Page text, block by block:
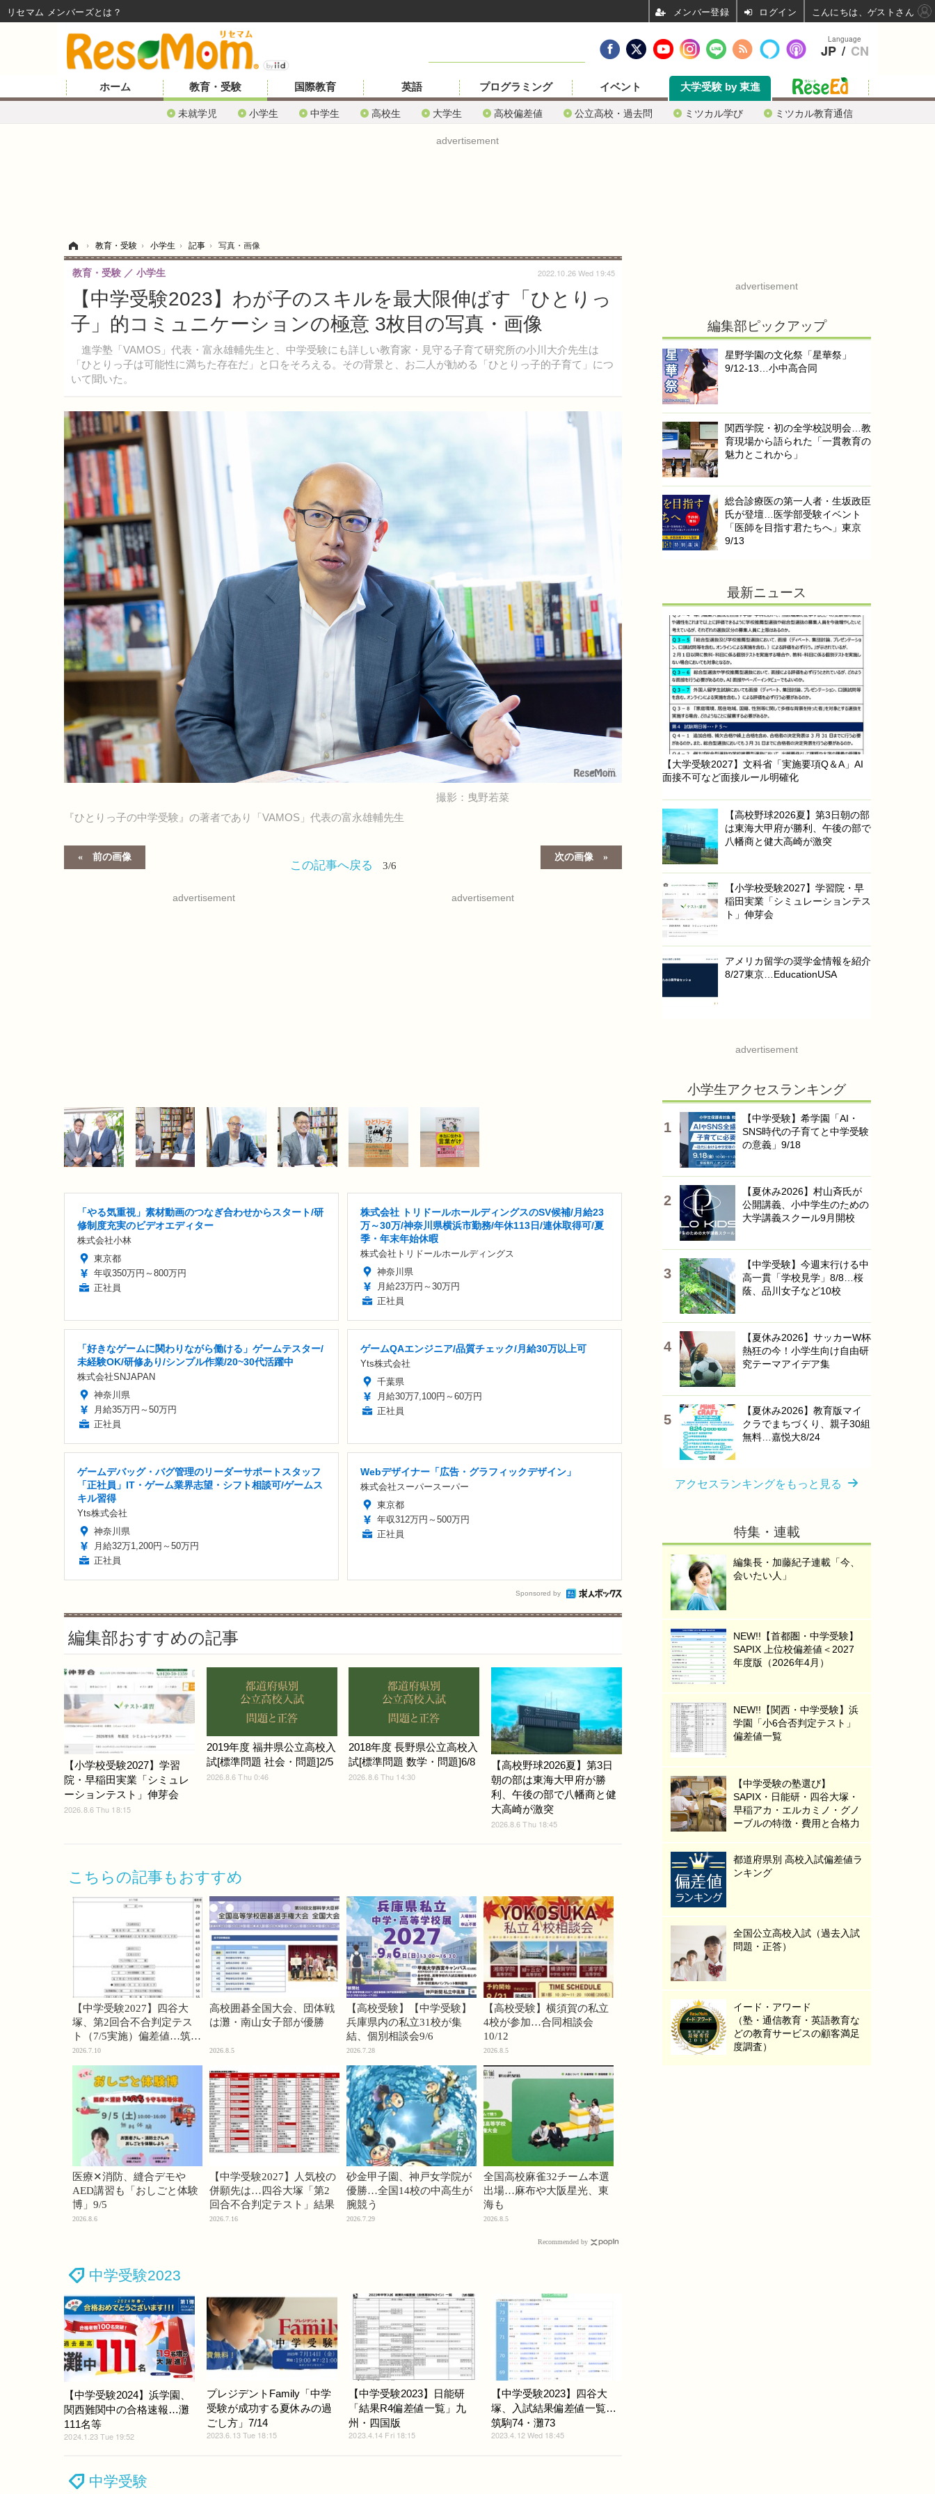
ホーム 教育・受験
未就学児 小学生 中学生 高校生 大学生 高校偏差値 公立高校・過去問 ミツカル学び ミツカル教育通信
国際教育 英語 プログラミング イベント 大学受験 by 東進
advertisement
› 教育・受験 › 小学生 › 記事 › 写真・画像
【中学受験2023】わが子のスキルを最大限伸ばす「ひとりっ
子」的コミュニケーションの極意 3枚目の写真・画像
進学塾「VAMOS」代表・富永雄輔先生と、中学受験にも詳しい教育家・見守る子育て研究所の小川大介先生は
「ひとりっ子は可能性に満ちた存在だ」と口をそろえる。その背景と、お二人が勧める「ひとりっ子的子育て」につ
いて聞いた。
教育・受験 小学生 2022.10.26 Wed 19:45
撮影：曳野若菜
『ひとりっ子の中学受験』の著者であり「VAMOS」代表の富永雄輔先生
前の画像 次の画像
この記事へ戻る 3/6
advertisement advertisement
「やる気重視」素材動画のつなぎ合わせからスタート/研
修制度充実のビデオエディター
株式会社小林
東京都
年収350万円～800万円
正社員
株式会社 トリドールホールディングスのSV候補/月給23
万～30万/神奈川県横浜市勤務/年休113日/連休取得可/夏
季・年末年始休暇
株式会社トリドールホールディングス
神奈川県
月給23万円～30万円
正社員
「好きなゲームに関わりながら働ける」ゲームテスター/
未経験OK/研修あり/シンプル作業/20~30代活躍中
株式会社SNJAPAN
神奈川県
月給35万円～50万円
正社員
ゲームQAエンジニア/品質チェック/月給30万以上可
Yts株式会社
千葉県
月給30万7,100円～60万円
正社員
ゲームデバッグ・バグ管理のリーダーサポートスタッフ
「正社員」IT・ゲーム業界志望・シフト相談可/ゲームス
キル習得
Yts株式会社
神奈川県
月給32万1,200円～50万円
正社員
Webデザイナー「広告・グラフィックデザイン」
株式会社スーパースーパー
東京都
年収312万円～500万円
正社員
Sponsored by
編集部おすすめの記事
【小学校受験2027】学習
院・早稲田実業「シミュレ
ーションテスト」伸芽会
2026.8.6 Thu 18:15
2019年度 福井県公立高校入
試[標準問題 社会・問題]2/5
2026.8.6 Thu 0:46
2018年度 長野県公立高校入
試[標準問題 数学・問題]6/8
2026.8.6 Thu 14:30
【高校野球2026夏】第3日
朝の部は東海大甲府が勝
利、午後の部で八幡商と健
大高崎が激突
2026.8.6 Thu 18:45
こちらの記事もおすすめ
【中学受験2027】四谷大
塚、第2回合不合判定テス
ト（7/5実施）偏差値…筑駒
74・桜蔭70＜PR＞
2026.7.10
高校囲碁全国大会、団体戦
は灘・南山女子部が優勝
2026.8.5
【高校受験】【中学受験】
兵庫県内の私立31校が集
結、個別相談会9/6
2026.7.28
【高校受験】横須賀の私立
4校が参加…合同相談会
10/12
2026.8.5
医療✕消防、縫合デモや
AED講習も「おしごと体験
博」9/5
2026.8.6
【中学受験2027】人気校の
併願先は…四谷大塚「第2
回合不合判定テスト」結果
2026.7.16
砂金甲子園、神戸女学院が
優勝…全国14校の中高生が
腕競う
2026.7.29
全国高校麻雀32チーム本選
出場…麻布や大阪星光、東
海も
2026.8.5
Recommended by
中学受験2023
【中学受験2024】浜学園、
関西難関中の合格速報…灘
111名等
2024.1.23 Tue 19:52
プレジデントFamily「中学
受験が成功する夏休みの過
ごし方」7/14
2023.6.13 Tue 18:15
【中学受験2023】日能研
「結果R4偏差値一覧」九
州・四国版
2023.4.14 Fri 18:15
【中学受験2023】四谷大
塚、入試結果偏差値一覧…
筑駒74・灘73
2023.4.12 Wed 18:45
中学受験
advertisement
編集部ピックアップ
星野学園の文化祭「星華祭」
9/12-13…小中高合同
関西学院・初の全学校説明会…教
育現場から語られた「一貫教育の
魅力とこれから」
総合診療医の第一人者・生坂政臣
氏が登壇…医学部受験イベント
「医師を目指す君たちへ」東京
9/13
最新ニュース
【大学受験2027】文科省「実施要項Q＆A」AI
面接不可など面接ルール明確化
【高校野球2026夏】第3日朝の部
は東海大甲府が勝利、午後の部で
八幡商と健大高崎が激突
【小学校受験2027】学習院・早
稲田実業「シミュレーションテス
ト」伸芽会
アメリカ留学の奨学金情報を紹介
8/27東京…EducationUSA
advertisement
小学生アクセスランキング
【中学受験】希学園「AI・
SNS時代の子育てと中学受験
の意義」9/18
【夏休み2026】村山斉氏が
公開講義、小中学生のための
大学講義スクール9月開校
【中学受験】今週末行ける中
高一貫「学校見学」8/8…桜
蔭、品川女子など10校
【夏休み2026】サッカーW杯
熱狂の今！小学生向け自由研
究テーマアイデア集
【夏休み2026】教育版マイ
クラでまちづくり、親子30組
無料…嘉悦大8/24
アクセスランキングをもっと見る
特集・連載
編集長・加藤紀子連載「今、
会いたい人」
NEW!!【首都圏・中学受験】
SAPIX 上位校偏差値＜2027
年度版（2026年4月）
NEW!!【関西・中学受験】浜
学園「小6合否判定テスト」
偏差値一覧
【中学受験の塾選び】
SAPIX・日能研・四谷大塚・
早稲アカ・エルカミノ・グノ
ーブルの特徴・費用と合格力
都道府県別 高校入試偏差値ラ
ンキング
全国公立高校入試（過去入試
問題・正答）
イード・アワード
（塾・通信教育・英語教育な
どの教育サービスの顧客満足
度調査）
Language
JP / CN
リセマム メンバーズ ログイン こんにちは、ゲストさん